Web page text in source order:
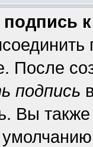
подпись
После
подпись
Вы